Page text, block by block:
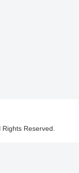
Reserved.